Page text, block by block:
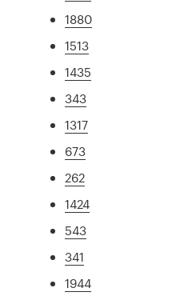
1880
1513
1435
343
1317
673
262
1424
543
341
1944